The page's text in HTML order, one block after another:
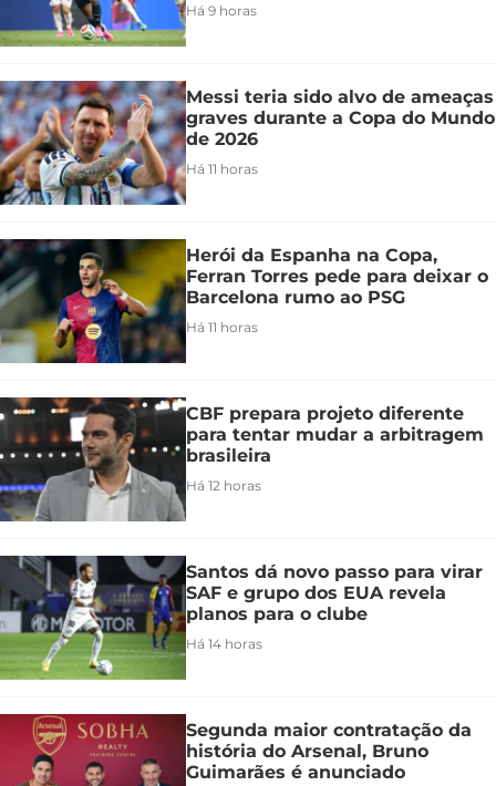
Há 9 horas
Messi teria sido alvo de ameaças
graves durante a Copa do Mundo
de 2026
Há 11 horas
Herói da Espanha na Copa,
Ferran Torres pede para deixar o
Barcelona rumo ao PSG
Há 11 horas
CBF prepara projeto diferente
para tentar mudar a arbitragem
brasileira
Há 12 horas
Santos dá novo passo para virar
SAF e grupo dos EUA revela
planos para o clube
Há 14 horas
Segunda maior contratação da
história do Arsenal, Bruno
Guimarães é anunciado